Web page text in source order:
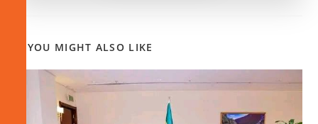
YOU MIGHT ALSO LIKE